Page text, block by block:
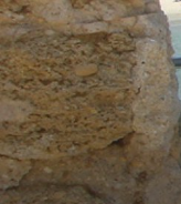
Aller
au
contenu
principal